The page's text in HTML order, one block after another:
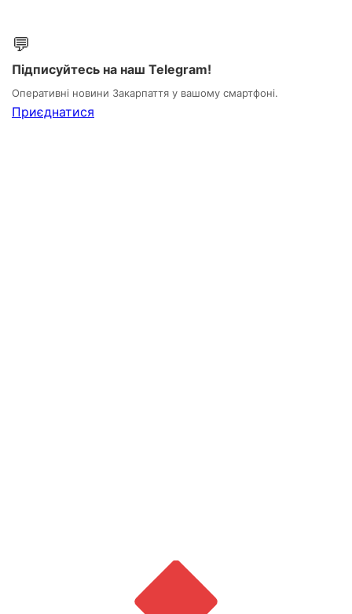
💬
Підписуйтесь на наш Telegram!
Оперативні новини Закарпаття у вашому смартфоні.
Приєднатися